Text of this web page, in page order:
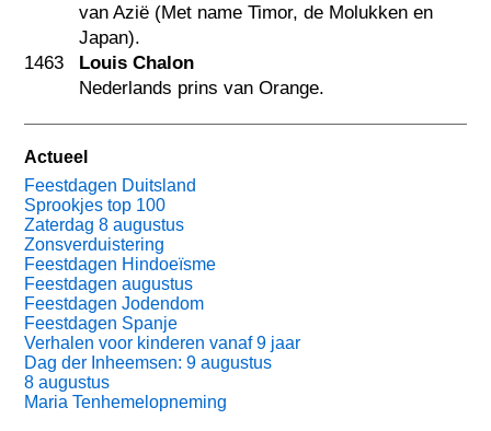
van Azië (Met name Timor, de Molukken en
Japan).
1463
Louis Chalon
Nederlands prins van Orange.
Actueel
Feestdagen Duitsland
Sprookjes top 100
Zaterdag 8 augustus
Zonsverduistering
Feestdagen Hindoeïsme
Feestdagen augustus
Feestdagen Jodendom
Feestdagen Spanje
Verhalen voor kinderen vanaf 9 jaar
Dag der Inheemsen: 9 augustus
8 augustus
Maria Tenhemelopneming